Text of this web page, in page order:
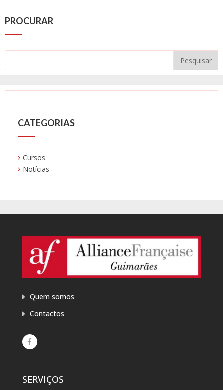
PROCURAR
CATEGORIAS
Cursos
Notícias
Quem somos
Contactos
SERVIÇOS